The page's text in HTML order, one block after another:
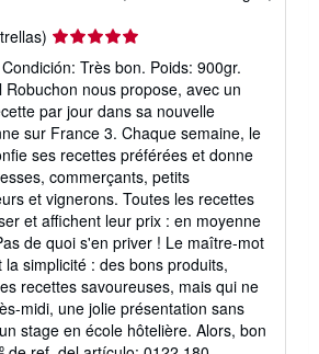
Calificación
del
vendedor:
5
de
5
estrellas
Très bon. Poids: 900gr.
Robuchon nous propose, avec un
par jour dans sa nouvelle
sur France 3. Chaque semaine, le
ses recettes préférées et donne
commerçants, petits
et vignerons. Toutes les recettes
et affichent leur prix : en moyenne
de quoi s'en priver ! Le maître-mot
simplicité : des bons produits,
recettes savoureuses, mais qui ne
midi, une jolie présentation sans
stage en école hôtelière. Alors, bon